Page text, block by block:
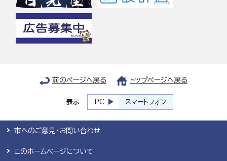
前のページへ戻る トップページへ戻る
表示 PC スマートフォン
市へのご意見・お問い合わせ
このホームページについて